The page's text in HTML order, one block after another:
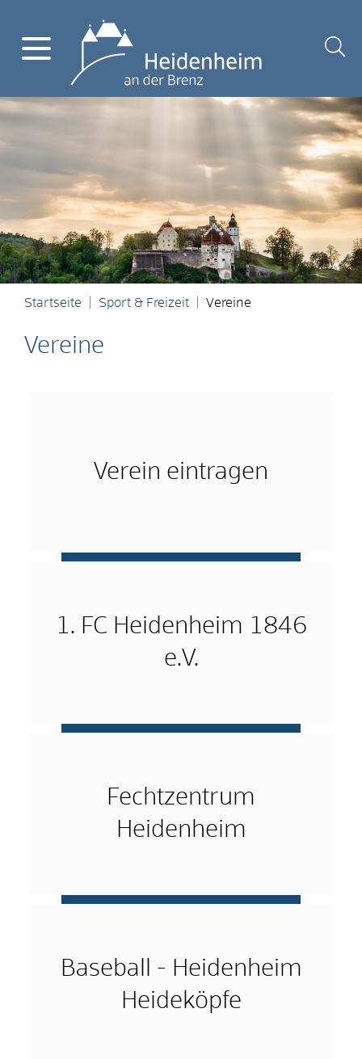
Startseite Sport & Freizeit Vereine
Vereine
Verein eintragen
1. FC Heidenheim 1846
e.V.
Fechtzentrum
Heidenheim
Baseball - Heidenheim
Heideköpfe